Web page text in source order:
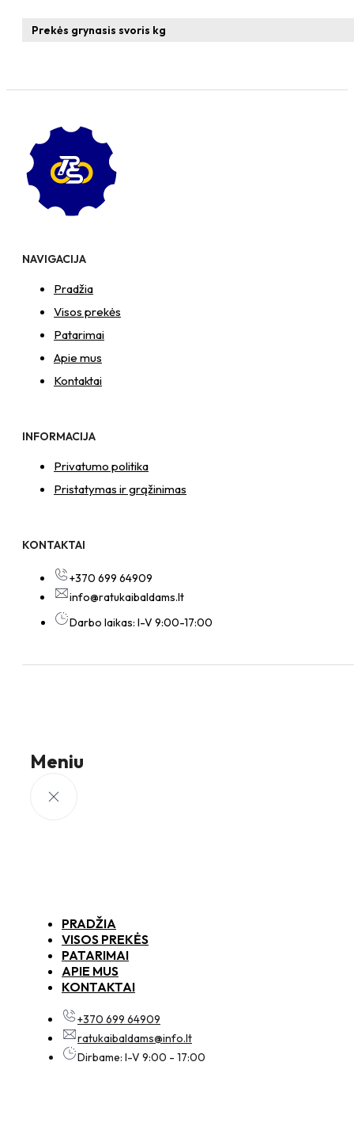
Prekės grynasis svoris kg
NAVIGACIJA
Pradžia
Visos prekės
Patarimai
Apie mus
Kontaktai
INFORMACIJA
Privatumo politika
Pristatymas ir grąžinimas
KONTAKTAI
+370 699 64909
info@ratukaibaldams.lt
Darbo laikas: I-V 9:00-17:00
Meniu
PRADŽIA
VISOS PREKĖS
PATARIMAI
APIE MUS
KONTAKTAI
+370 699 64909
ratukaibaldams@info.lt
Dirbame: I-V 9:00 - 17:00